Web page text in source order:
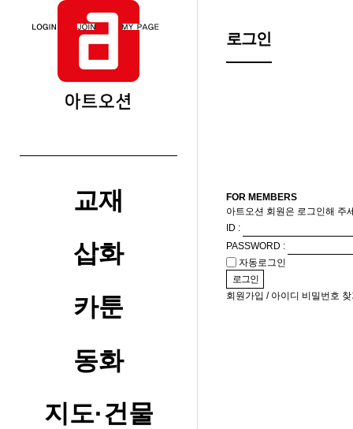
교재
삽화
카툰
동화
지도·건물
로그인
FOR MEMBERS
아트오션 회원은 로그인해 주
ID :
PASSWORD :
자동로그인
회원가입 / 아이디 비밀번호